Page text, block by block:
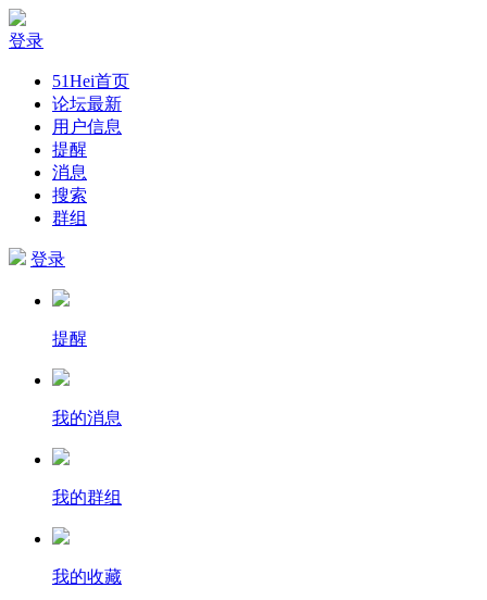
登录
51Hei首页
论坛最新
用户信息
提醒
消息
搜索
群组
登录
提醒
我的消息
我的群组
我的收藏